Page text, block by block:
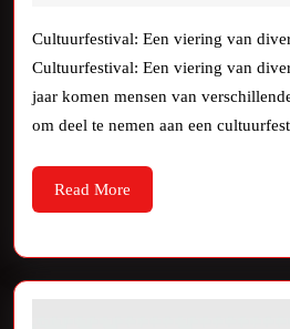
van
het
Cultuurfestival: Een viering van
Cultuurfestival: Een viering van
jaar komen mensen van
om deel te nemen aan een
Read More
More